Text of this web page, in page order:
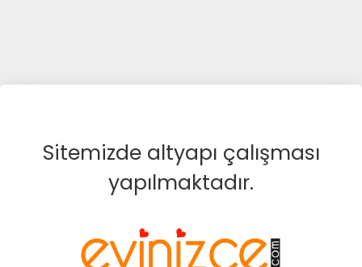
Sitemizde altyapı çalışması
yapılmaktadır.